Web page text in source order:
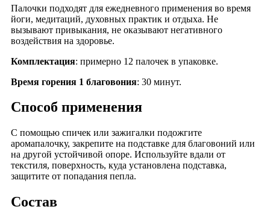
Палочки подходят для ежедневного применения во время
йоги, медитаций, духовных практик и отдыха. Не
вызывают привыкания, не оказывают негативного
воздействия на здоровье.
Комплектация: примерно 12 палочек в упаковке.
Время горения 1 благовония: 30 минут.
Способ применения
С помощью спичек или зажигалки подожгите
аромапалочку, закрепите на подставке для благовоний или
на другой устойчивой опоре. Используйте вдали от
текстиля, поверхность, куда установлена подставка,
защитите от попадания пепла.
Состав